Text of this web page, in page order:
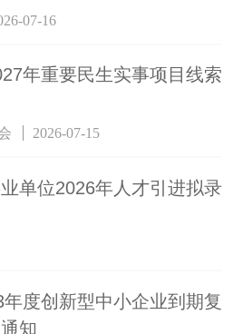
07-16
年重要民生实事项目线索
2026-07-15
单位2026年人才引进拟录
度创新型中小企业到期复
知